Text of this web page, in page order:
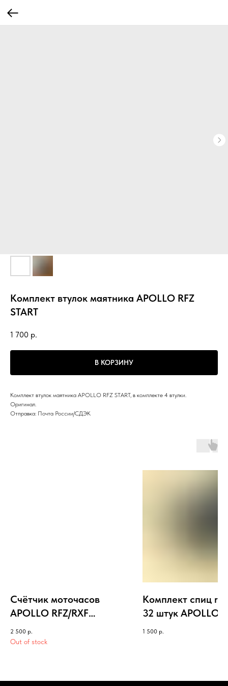
Комплект втулок маятника APOLLO RFZ
START
1 700 р.
В КОРЗИНУ
Комплект втулок маятника APOLLO RFZ START, в комплекте 4 втулки.
Оригинал.
Отправка: Почта России/СДЭК
Счётчик моточасов
APOLLO RFZ/RXF
FREERIDE/START/TRACK
ER
2 500 р.
Out of stock
Комплект спиц r
32 штук APOLLO
1 500 р.